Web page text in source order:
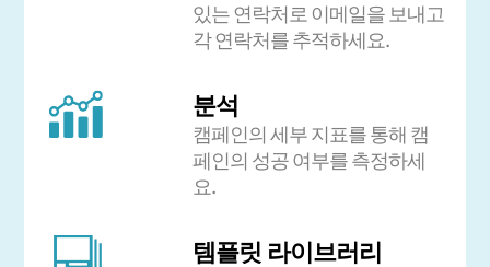
있는 연락처로 이메일을 보내고
각 연락처를 추적하세요.
분석
캠페인의 세부 지표를 통해 캠
페인의 성공 여부를 측정하세
요.
템플릿 라이브러리